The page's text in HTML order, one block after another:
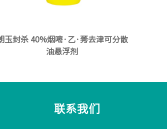
玉封杀 40%烟嘧·乙·莠去津可分散
油悬浮剂
联系我们